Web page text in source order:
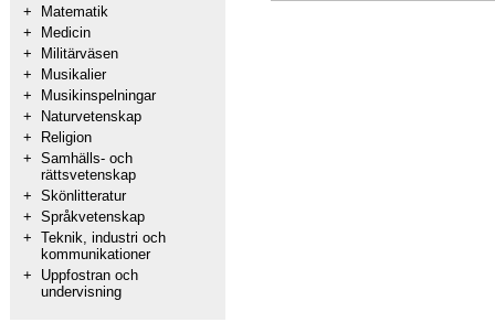
+
Matematik
+
Medicin
+
Militärväsen
+
Musikalier
+
Musikinspelningar
+
Naturvetenskap
+
Religion
+ Samhälls- och
rättsvetenskap
+ Skönlitteratur
+ Språkvetenskap
+ Teknik, industri och
kommunikationer
+
Uppfostran och
undervisning